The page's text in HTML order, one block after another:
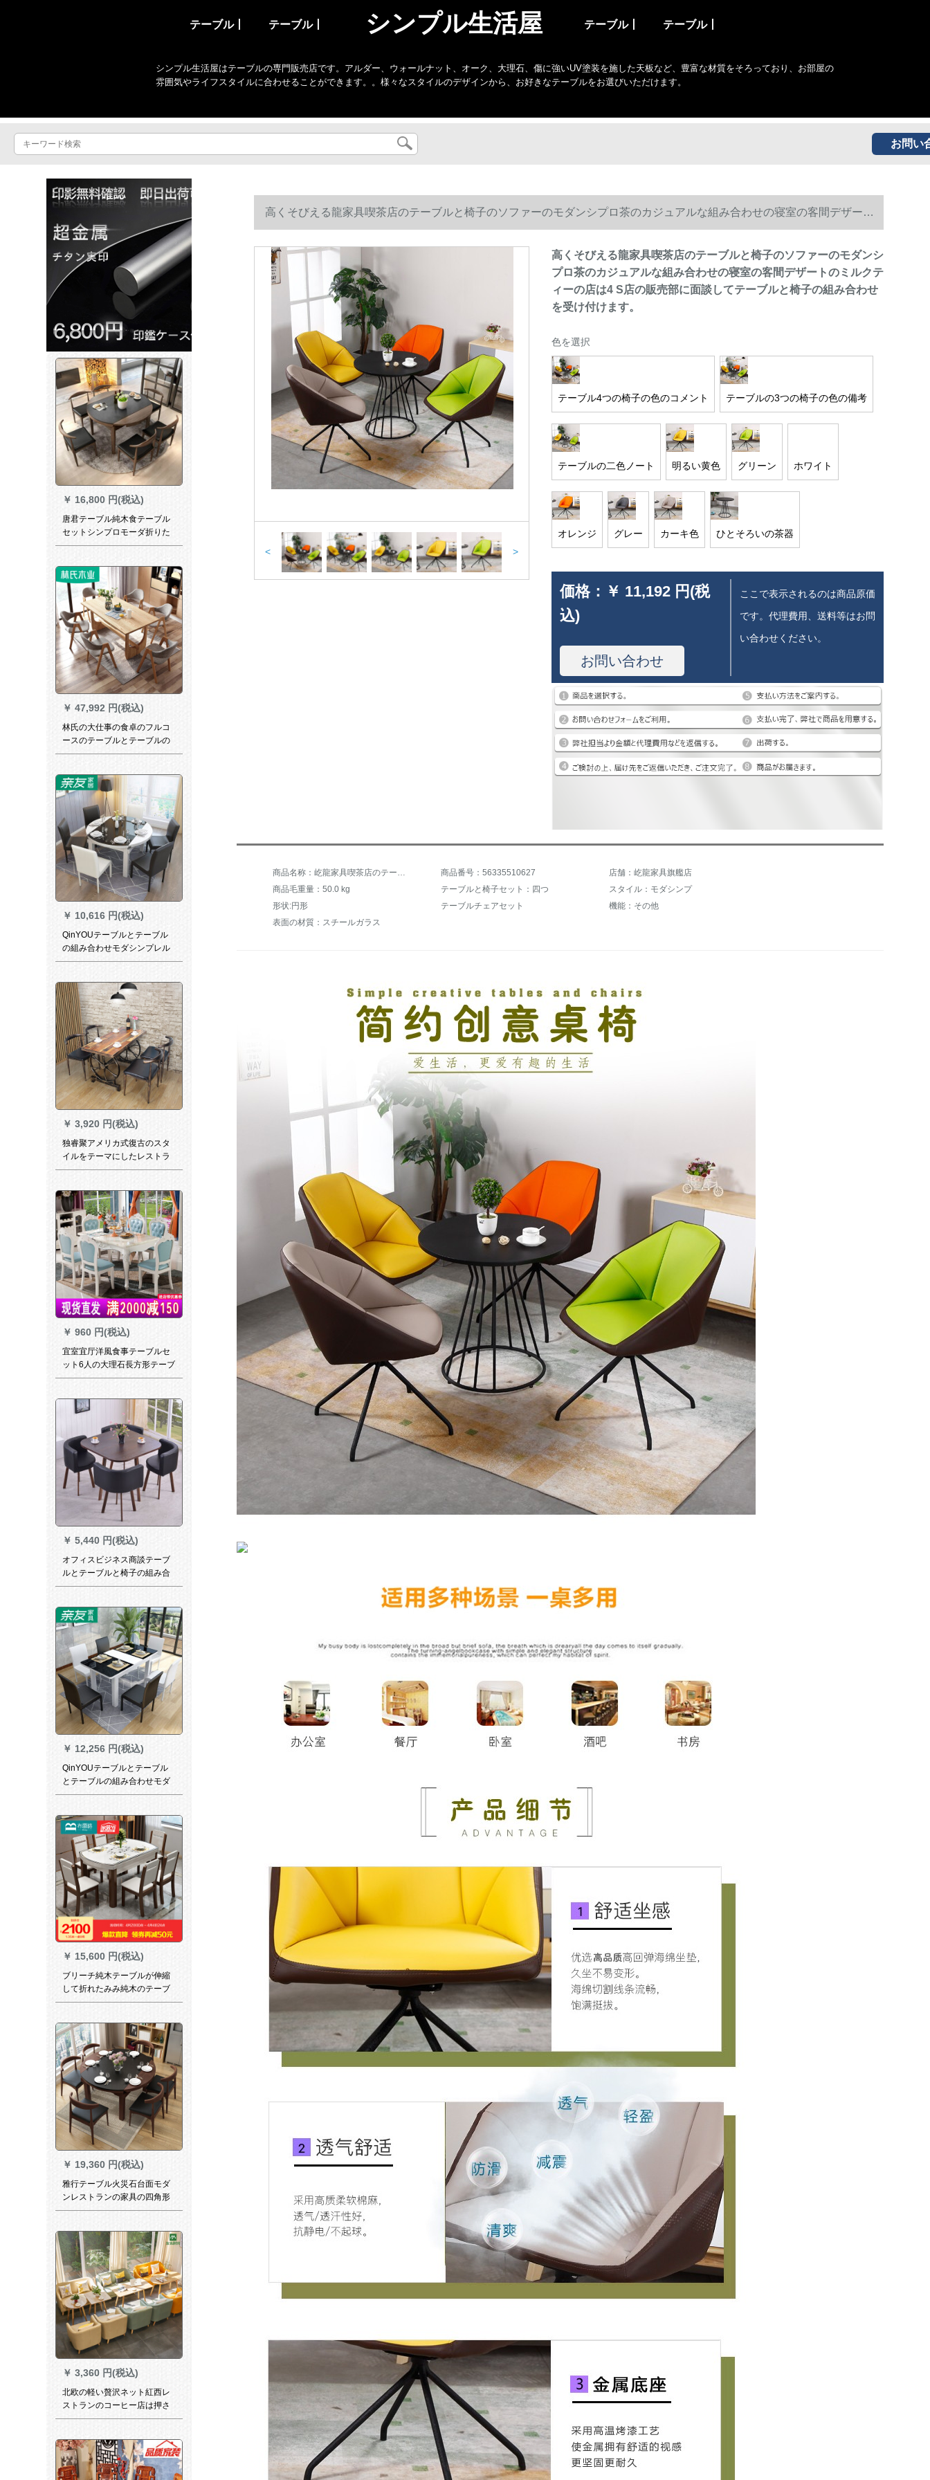
テーブル丨 テーブル丨 シンプル生活屋 テーブル丨 テーブル丨
シンプル生活屋はテーブルの専門販売店です。アルダー、ウォールナット、オーク、大理石、傷に強いUV塗装を施した天板など、豊富な材質をそろっており、お部屋の
雰囲気やライフスタイルに合わせることができます。。様々なスタイルのデザインから、お好きなテーブルをお選びいただけます。
お問い
￥ 16,800 円(税込)
唐君テーブル純木食テーブル
セットシンプロモーダ折りた
たみテーブル焼却石大理石伸
￥ 47,992 円(税込)
林氏の大仕事の食卓のフルコ
ースのテーブルとテーブルの
組み合わせ6椅子の北欧家庭用
ーブル+LS 046 S 1食事用椅子
*6
￥ 10,616 円(税込)
QinYOUテーブルとテーブル
の組み合わせモダシンプレル
レストランセット家具純木伸
磁炉テーブルテーブルシング
ルテーブル
￥ 3,920 円(税込)
独睿聚アメリカ式復古のスタ
イルをテーマにしたレストラ
ンのテーブルと椅子の組み合
ト店の喫茶店のテーブルと椅
子の四つの椅子（四本の牛の
角椅子）
￥ 960 円(税込)
宜室宜厅洋風食事テーブルセ
ット6人の大理石長方形テーブ
ル田園小タステーブル予約金-
さい。補助金1500 mm*900
mmを出荷します。
￥ 5,440 円(税込)
オフィスビジネス商談テーブ
ルとテーブルと椅子の組み合
わせモダシンプカジュアルテ
ーブルコーヒーテーブルセッ
トA 9（四畳敷）
￥ 12,256 円(税込)
QinYOUテーブルとテーブル
とテーブルの組み合わせモダ
シンプレルレストラン家具純
欧食卓【シングルテーブル】
￥ 15,600 円(税込)
ブリーチ純木テーブルが伸縮
して折れたみみ純木のテーブ
ルとテーブルの組み合わせ大
ト丸ご飯テーブル鋼化ガラス
テーブルbzc 818胡桃色1.35
m【鋼化ガラスデスクトッ
プ】一テーブル4椅子
￥ 19,360 円(税込)
雅行テーブル火災石台面モダ
ンレストランの家具の四角形
が円形に切り替わります。伸
セットが石テーブルを焼きま
す。
￥ 3,360 円(税込)
北欧の軽い贅沢ネット紅西レ
ストランのコーヒー店は押さ
えて席のソファーのデザート
テーブルと椅子の組合せのレ
ジャーシングルスの2人のソフ
ァーの1人で接待してソファー
高くそびえる龍家具喫茶店のテーブルと椅子のソファーのモダンシプロ茶のカジュアルな組み合わせの寝室の客間デザート
のミルクティーの店は4 S店の販売部に面談してテーブルと椅子の組み合わせを受け付けます。
< >
高くそびえる龍家具喫茶店のテーブルと椅子のソファーのモダンシ
プロ茶のカジュアルな組み合わせの寝室の客間デザートのミルクテ
ィーの店は4 S店の販売部に面談してテーブルと椅子の組み合わせ
を受け付けます。
色を選択
テーブル4つの椅子の色のコメント テーブルの3つの椅子の色の備考
テーブルの二色ノート 明るい黄色 グリーン ホワイト
オレンジ グレー カーキ色 ひとそろいの茶器
価格： ￥ 11,192 円(税
込)
お問い合わせ
ここで表示されるのは商品原価
です。代理費用、送料等はお問
い合わせください。
商品名称：屹龍家具喫茶店のテーブルと椅子のソファーモダンシティーカジュアルセット寝室のリビングデザート喫茶店で4 S店の売り場部でテーブルと椅子を組み合わせた四つの椅子の色備考を相談します。 商品番号：56335510627
店舗：屹龍家具旗艦店
商品毛重量：50.0 kg
テーブルと椅子セット：四つ
スタイル：モダシンプ
形状:円形
テーブルチェアセット
機能：その他
表面の材質：スチールガラス